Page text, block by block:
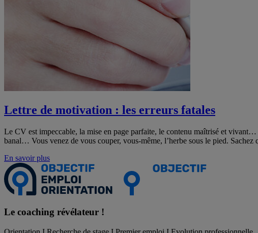
Lettre de motivation : les erreurs fatales
Le CV est impeccable, la mise en page parfaite, le contenu maîtrisé et
banal… Vous venez de vous couper, vous-même, l’herbe sous le pied.
En savoir plus
Le coaching révélateur !